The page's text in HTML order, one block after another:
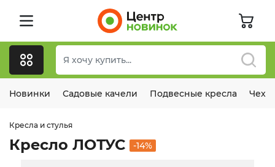
Новинки Садовые качели Подвесные кресла
Кресла и стулья
Кресло ЛОТУС -14%